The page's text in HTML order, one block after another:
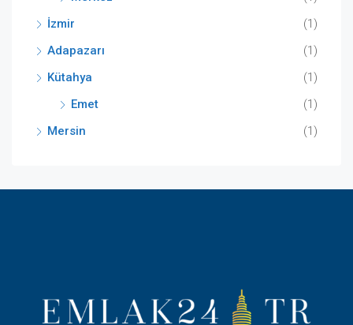
İzmir
(1)
Adapazarı
(1)
Kütahya
(1)
Emet
(1)
Mersin
(1)